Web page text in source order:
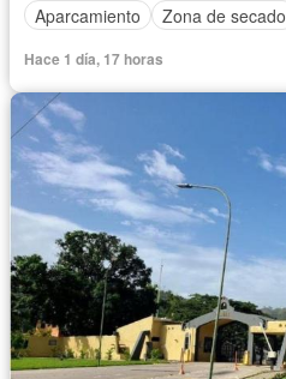
Aparcamiento
Zona de secado
Hace 1 día, 17 horas